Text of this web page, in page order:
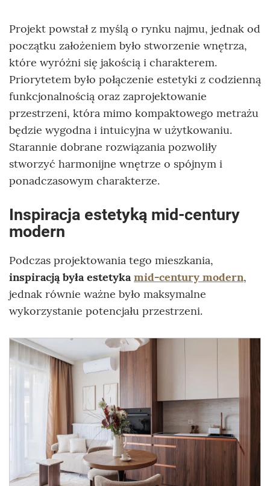
Projekt powstał z myślą o rynku najmu, jednak od
początku założeniem było stworzenie wnętrza,
które wyróżni się jakością i charakterem.
Priorytetem było połączenie estetyki z codzienną
funkcjonalnością oraz zaprojektowanie
przestrzeni, która mimo kompaktowego metrażu
będzie wygodna i intuicyjna w użytkowaniu.
Starannie dobrane rozwiązania pozwoliły
stworzyć harmonijne wnętrze o spójnym i
ponadczasowym charakterze.
Inspiracja estetyką mid-century
modern
Podczas projektowania tego mieszkania,
inspiracją była estetykamid-century modern,
jednak równie ważne było maksymalne
wykorzystanie potencjału przestrzeni.